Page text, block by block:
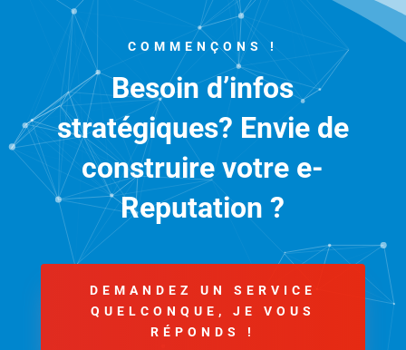
COMMENÇONS !
Besoin d’infos
stratégiques? Envie de
construire votre e-
Reputation ?
DEMANDEZ UN SERVICE
QUELCONQUE, JE VOUS
RÉPONDS !